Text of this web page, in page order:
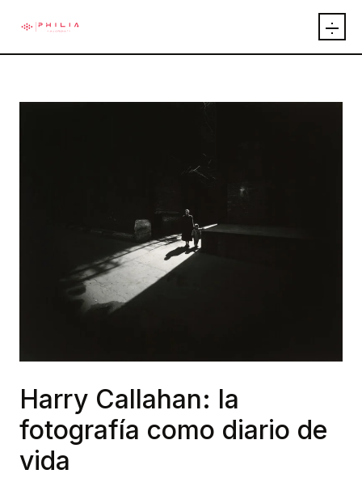
Harry Callahan: la
fotografía como diario de
vida